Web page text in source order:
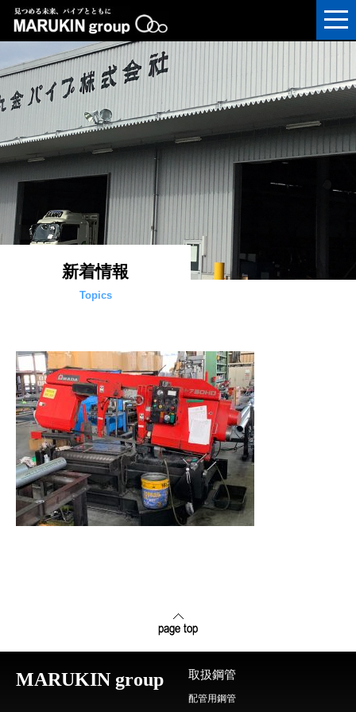
新着情報
Topics
MARUKIN group 取扱鋼管
配管用鋼管